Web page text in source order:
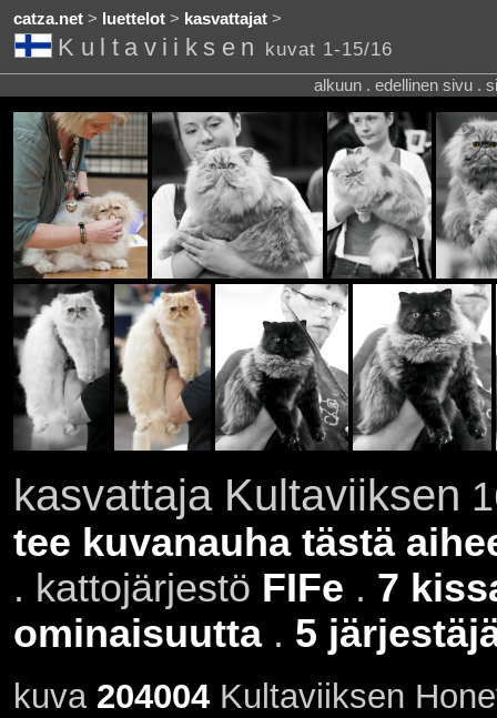
catza.net> luettelot> kasvattajat>
Kultaviiksen kuvat 1-15/16
alkuun . edellinen sivu .
kasvattaja Kultaviiksen
tee kuvanauha tästä
. kattojärjestö FIFe . 7
ominaisuutta. 5
kuva 204004Kultaviiksen